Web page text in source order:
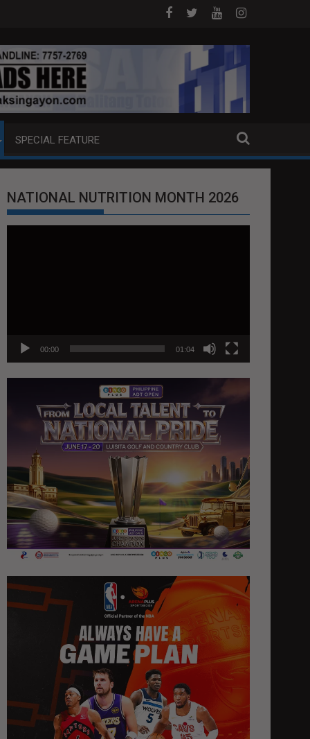
EXTRADITION REQUEST NG U.S. LABAN KAY QUIBOLOY
MAHIGIT P21-M HALAGANG SMUGGLED
SPECIAL FEATURE
NATIONAL NUTRITION MONTH 2026
00:00 01:04